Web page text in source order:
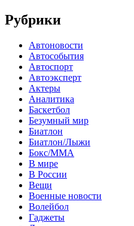
Рубрики
Автоновости
Автособытия
Автоспорт
Автоэксперт
Актеры
Аналитика
Баскетбол
Безумный мир
Биатлон
Биатлон/Лыжи
Бокс/MMA
В мире
В России
Вещи
Военные новости
Волейбол
Гаджеты